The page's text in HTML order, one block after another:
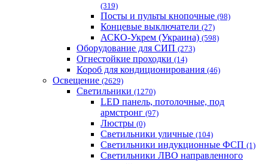
(319)
Посты и пульты кнопочные (98)
Концевые выключатели (27)
АСКО-Укрем (Украина) (598)
Оборудование для СИП (273)
Огнестойкие проходки (14)
Короб для кондиционирования (46)
Освещение (2629)
Светильники (1270)
LED панель, потолочные, под
армстронг (97)
Люстры (0)
Светильники уличные (104)
Светильники индукционные ФСП (1)
Светильники ЛВО направленного